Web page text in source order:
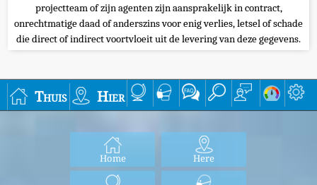
projectteam of zijn agenten zijn aansprakelijk in contract,
onrechtmatige daad of anderszins voor enig verlies, letsel of schade
die direct of indirect voortvloeit uit de levering van deze gegevens.
Thuis Hier
Home Here